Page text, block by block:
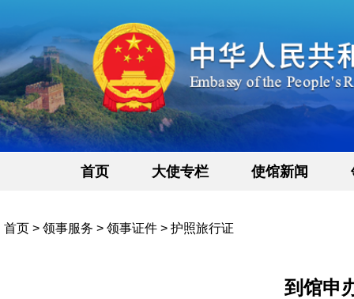
首页 大使专栏 使馆新闻
首页 > 领事服务 > 领事证件 > 护照旅行证
到馆申